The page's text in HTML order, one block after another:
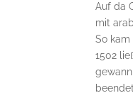
Auf da
mit
So
1502